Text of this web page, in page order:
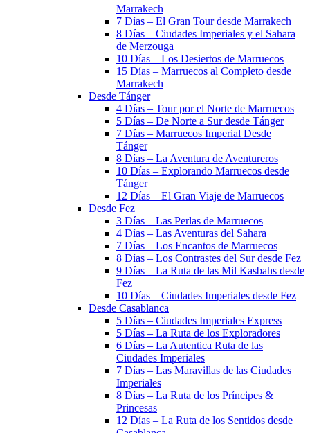
Marrakech
7 Días – El Gran Tour desde Marrakech
8 Días – Ciudades Imperiales y el Sahara
de Merzouga
10 Días – Los Desiertos de Marruecos
15 Días – Marruecos al Completo desde
Marrakech
Desde Tánger
4 Días – Tour por el Norte de Marruecos
5 Días – De Norte a Sur desde Tánger
7 Días – Marruecos Imperial Desde
Tánger
8 Días – La Aventura de Aventureros
10 Días – Explorando Marruecos desde
Tánger
12 Días – El Gran Viaje de Marruecos
Desde Fez
3 Días – Las Perlas de Marruecos
4 Días – Las Aventuras del Sahara
7 Días – Los Encantos de Marruecos
8 Días – Los Contrastes del Sur desde Fez
9 Días – La Ruta de las Mil Kasbahs desde
Fez
10 Días – Ciudades Imperiales desde Fez
Desde Casablanca
5 Días – Ciudades Imperiales Express
5 Días – La Ruta de los Exploradores
6 Días – La Autentica Ruta de las
Ciudades Imperiales
7 Días – Las Maravillas de las Ciudades
Imperiales
8 Días – La Ruta de los Príncipes &
Princesas
12 Días – La Ruta de los Sentidos desde